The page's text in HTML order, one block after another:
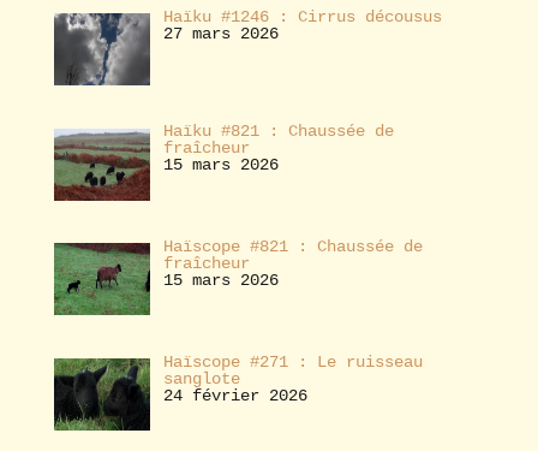
Haïku #1246 : Cirrus décousus
27 mars 2026
Haïku #821 : Chaussée de
fraîcheur
15 mars 2026
Haïscope #821 : Chaussée de
fraîcheur
15 mars 2026
Haïscope #271 : Le ruisseau
sanglote
24 février 2026